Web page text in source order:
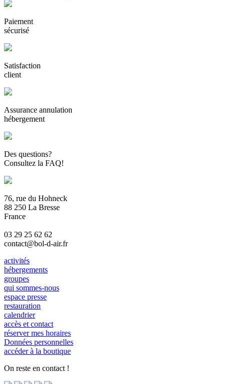
Paiement
sécurisé
Satisfaction
client
Assurance annulation
hébergement
Des questions?
Consultez la FAQ!
76, rue du Hohneck
88 250 La Bresse
France
03 29 25 62 62
contact@bol-d-air.fr
activités
hébergements
groupes
qui sommes-nous
espace presse
restauration
calendrier
accès et contact
réserver mes horaires
Données personnelles
accéder à la boutique
On reste en contact !